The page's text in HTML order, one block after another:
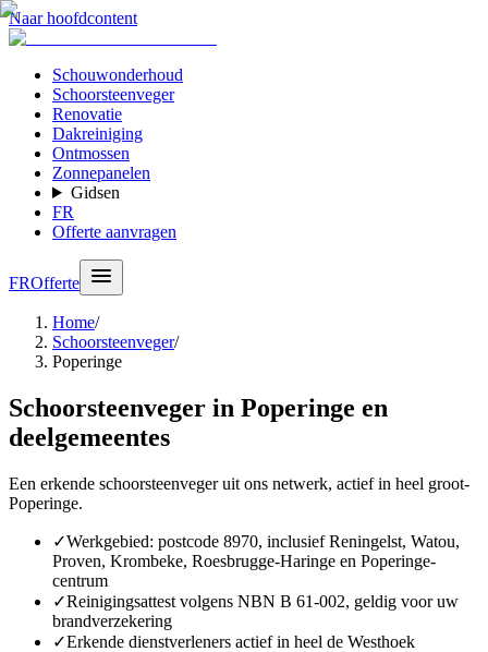
Naar hoofdcontent
Schouwonderhoud
Schoorsteenveger
Renovatie
Dakreiniging
Ontmossen
Zonnepanelen
Gidsen
FR
Offerte aanvragen
FROfferte
Home/
Schoorsteenveger/
Poperinge
Schoorsteenveger in Poperinge en
deelgemeentes
Een erkende schoorsteenveger uit ons netwerk, actief in heel groot-
Poperinge.
✓Werkgebied: postcode 8970, inclusief Reningelst, Watou,
Proven, Krombeke, Roesbrugge-Haringe en Poperinge-
centrum
✓Reinigingsattest volgens NBN B 61-002, geldig voor uw
brandverzekering
✓Erkende dienstverleners actief in heel de Westhoek